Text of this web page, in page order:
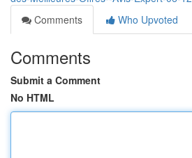
Comments
Who Upvoted
Comments
Submit a Comment
No HTML